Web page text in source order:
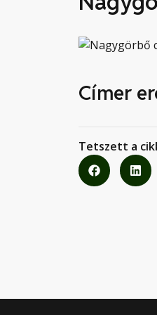
Címer
Tetszett a